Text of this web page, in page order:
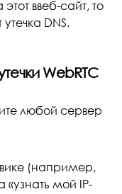
ввеб-сайт, то
DNS.
WebRTC
любой сервер
(например,
мой IP-